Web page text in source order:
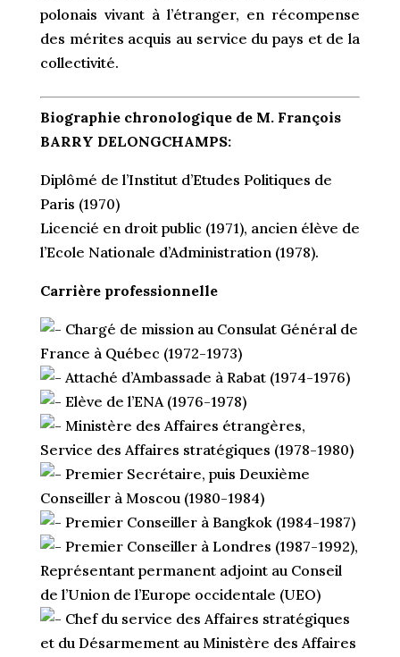
polonais vivant à l’étranger, en récompense
des mérites acquis au service du pays et de la
collectivité.
Biographie chronologique de M. François
BARRY DELONGCHAMPS:
Diplômé de l’Institut d’Etudes Politiques de
Paris (1970)
Licencié en droit public (1971), ancien élève de
l’Ecole Nationale d’Administration (1978).
Carrière professionnelle
Chargé de mission au Consulat Général de
France à Québec (1972-1973)
Attaché d’Ambassade à Rabat (1974-1976)
Elève de l’ENA (1976-1978)
Ministère des Affaires étrangères,
Service des Affaires stratégiques (1978-1980)
Premier Secrétaire, puis Deuxième
Conseiller à Moscou (1980-1984)
Premier Conseiller à Bangkok (1984-1987)
Premier Conseiller à Londres (1987-1992),
Représentant permanent adjoint au Conseil
de l’Union de l’Europe occidentale (UEO)
Chef du service des Affaires stratégiques
et du Désarmement au Ministère des Affaires